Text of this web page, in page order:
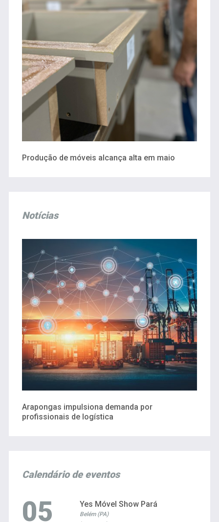
Produção de móveis alcança alta em maio
Notícias
Arapongas impulsiona demanda por
profissionais de logística
Calendário de eventos
05 Yes Móvel Show Pará
Belém (PA)